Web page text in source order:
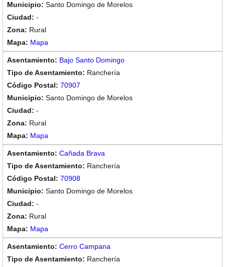
Santo Domingo de Morelos
-
Rural
Mapa
Bajo Santo Domingo
Ranchería
70907
Santo Domingo de Morelos
-
Rural
Mapa
Cañada Brava
Ranchería
70908
Santo Domingo de Morelos
-
Rural
Mapa
Cerro Campana
Ranchería